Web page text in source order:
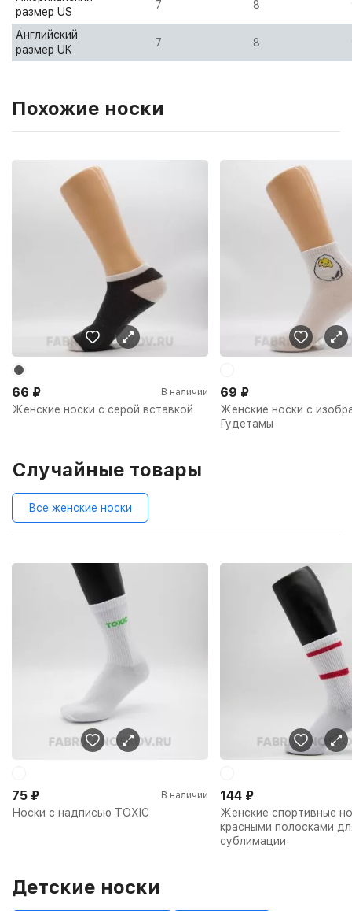
размер US
7 8
Английский
размер UK
7 8
Похожие носки
Женские носки с серой вставкой
66 ₽ В наличии
Женские носки с
Гудетамы
69 ₽
Случайные товары
Все женские носки
Носки с надписью TOXIC
75 ₽ В наличии
Женские спортивные
красными полосками
сублимации
144 ₽
Детские носки